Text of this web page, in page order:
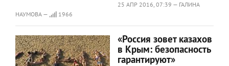
25 АПР 2016, 07:39 — ГАЛИНА
НАУМОВА —
1966
«Россия зовет казахов
в Крым: безопасность
гарантируют»